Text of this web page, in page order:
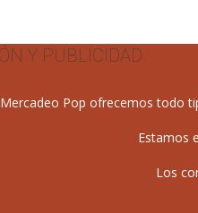
Y PUBLICIDAD
Pop ofrecemos todo
Estamos
Los